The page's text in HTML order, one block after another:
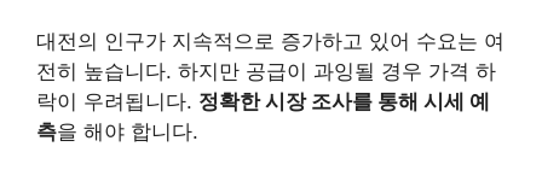
대전의 인구가 지속적으로 증가하고 있어 수요는 여
전히 높습니다. 하지만 공급이 과잉될 경우 가격 하
락이 우려됩니다. 정확한 시장 조사를 통해 시세 예
측을 해야 합니다.